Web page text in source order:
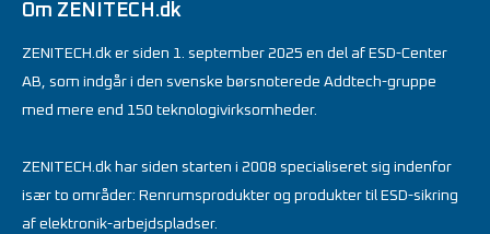
Om ZENITECH.dk
ZENITECH.dk er siden 1. september 2025 en del af ESD-Center
AB, som indgår i den svenske børsnoterede Addtech-gruppe
med mere end 150 teknologivirksomheder.
ZENITECH.dk har siden starten i 2008 specialiseret sig indenfor
især to områder: Renrumsprodukter og produkter til ESD-sikring
af elektronik-arbejdspladser.